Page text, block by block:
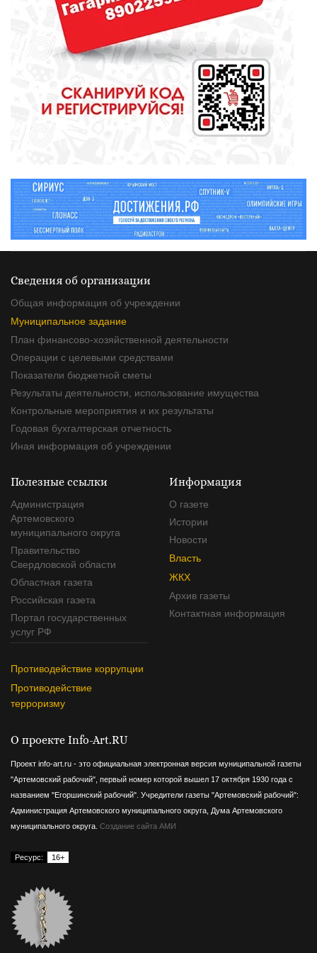
детских товаров?
Голосование за объекты,
претендующие на статус
«Достояние Среднего Урала»,
Сведения об организации
Общая информация об учреждении
Муниципальное задание
План финансово-хозяйственной деятельности
Операции с целевыми средствами
Показатели бюджетной сметы
Результаты деятельности, использование имущества
Контрольные мероприятия и их результаты
Годовая бухгалтерская отчетность
Иная информация об учреждении
Полезные ссылки
Администрация
Артемовского
муниципального округа
Правительство
Свердловской области
Областная газета
Российская газета
Портал государственных
услуг РФ
Противодействие коррупции
Противодействие
терроризму
Информация
О газете
Истории
Новости
Власть
ЖКХ
Архив газеты
Контактная информация
О проекте Info-Art.RU
Проект info-art.ru - это официальная электронная версия муниципальной газеты
"Артемовский рабочий", первый номер которой вышел 17 октября 1930 года с
названием "Егоршинский рабочий". Учредители газеты "Артемовский рабочий":
Администрация Артемовского муниципального округа, Дума Артемовского
муниципального округа. Создание сайта АМИ
Ресурс: 16+